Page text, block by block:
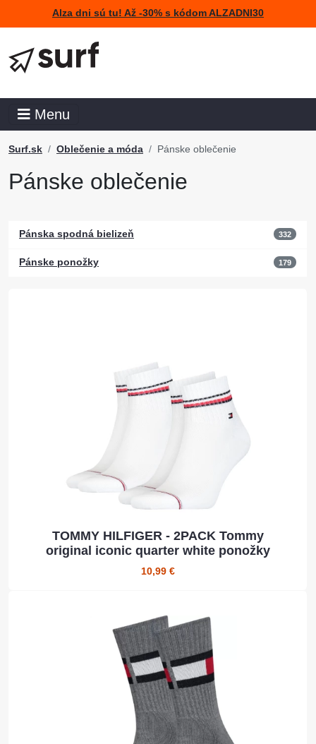
Alza dni sú tu! Až -30% s kódom ALZADNI30
Menu
Surf.sk Oblečenie a móda Pánske oblečenie
Pánske oblečenie
Pánska spodná bielizeň 332
Pánske ponožky 179
TOMMY HILFIGER - 2PACK Tommy
original iconic quarter white ponožky
10,99 €